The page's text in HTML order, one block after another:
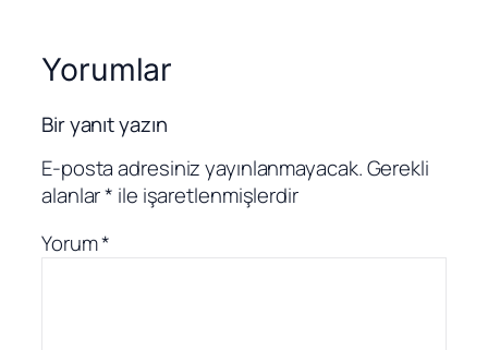
Yorumlar
Bir yanıt yazın
E-posta adresiniz yayınlanmayacak.Gerekli
alanlar* ile işaretlenmişlerdir
Yorum*